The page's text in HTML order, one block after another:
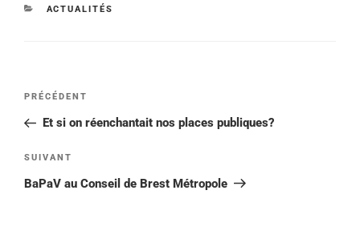
CATÉGORIES
ACTUALITÉS
Navigation
Article
précédent
PRÉCÉDENT
Et si on réenchantait nos places publiques?
Article
suivant
SUIVANT
BaPaV au Conseil de Brest Métropole